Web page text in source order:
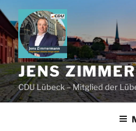
Zum
Inhalt
springen
JENS
CDU Lübeck – Mitglied der